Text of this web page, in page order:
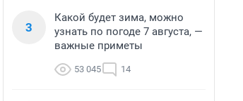
3
Какой будет зима, можно
узнать по погоде 7 августа, —
важные приметы
53 045 14